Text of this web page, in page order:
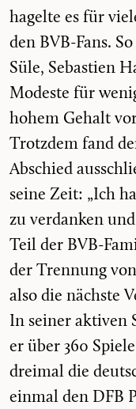
hagelte es für
den BVB-Fans.
Süle, Sebastien
Modeste für
hohem Gehalt
Trotzdem fand
Abschied
seine Zeit: „Ich
zu verdanken
Teil der BVB-
der Trennung
also die nächste
In seiner aktiven
er über 360
dreimal die
einmal den DFB